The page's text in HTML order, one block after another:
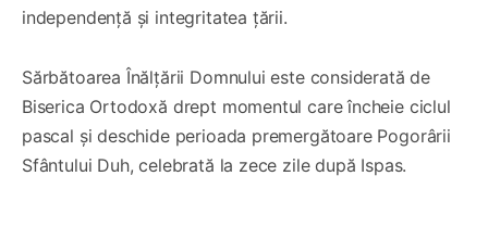
independență și integritatea țării.
Sărbătoarea Înălțării Domnului este considerată de
Biserica Ortodoxă drept momentul care încheie ciclul
pascal și deschide perioada premergătoare Pogorârii
Sfântului Duh, celebrată la zece zile după Ispas.